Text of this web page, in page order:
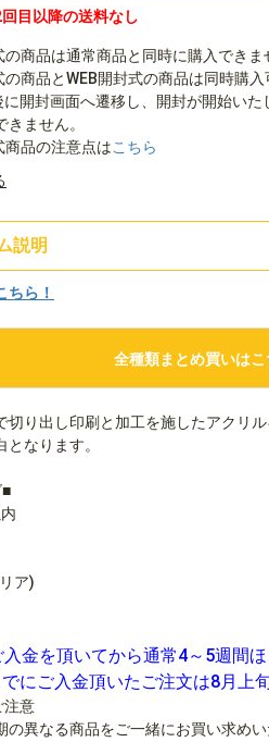
目以降の送料なし
の商品は通常商品と同時に購入できま
商品とWEB開封式の商品は同時購入
開封画面へ遷移し、開封が開始い
きません。
商品の注意点はこちら
説明
ちら！
全種類まとめ買いはこ
切り出し印刷と加工を施したアクリル
なります。
ア)
金を頂いてから通常4～5週間ほ
にご入金頂いたご注文は8月上
注意
の異なる商品をご一緒にお買い求め